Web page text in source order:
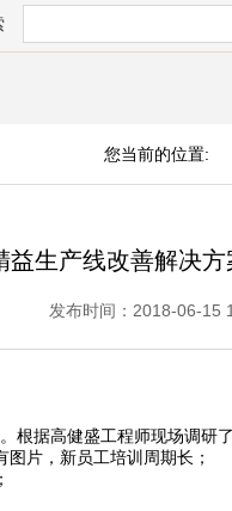
您当前的位置:
益生产线改善解决方
发布时间：2018-06-15
据高健盛工程师现场调研
片，新员工培训周期长；